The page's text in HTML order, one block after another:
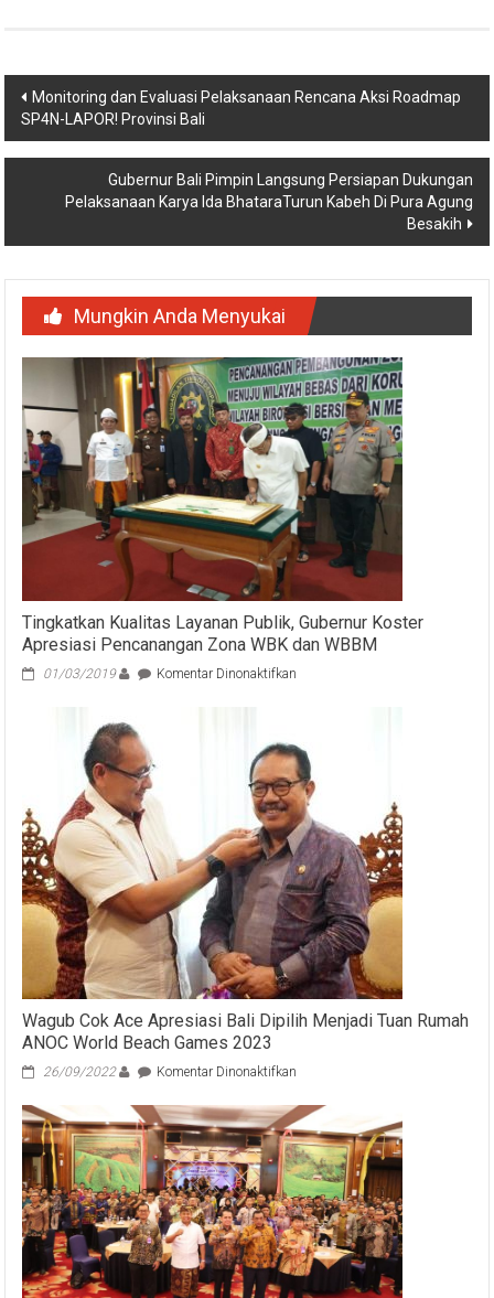
Navigasi
pos
Monitoring dan Evaluasi Pelaksanaan Rencana Aksi Roadmap
SP4N-LAPOR! Provinsi Bali
Gubernur Bali Pimpin Langsung Persiapan Dukungan
Pelaksanaan Karya Ida BhataraTurun Kabeh Di Pura Agung
Besakih
Mungkin Anda Menyukai
Tingkatkan Kualitas Layanan Publik, Gubernur Koster
Apresiasi Pencanangan Zona WBK dan WBBM
01/03/2019 Komentar Dinonaktifkan
Publik,
Gubernur
Koster
Apresiasi
Pencanangan
Zona
WBK
dan
WBBM
Wagub Cok Ace Apresiasi Bali Dipilih Menjadi Tuan Rumah
ANOC World Beach Games 2023
26/09/2022 Komentar Dinonaktifkan
Cok
Ace
Apresiasi
Bali
Dipilih
Menjadi
Tuan
Rumah
ANOC